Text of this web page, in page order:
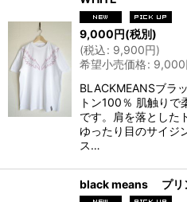
9,000円(税別)
(税込: 9,900円)
希望小売価格: 9,000
BLACKMEANSブラ
トン100％ 肌触りで
です。肩を落とした
ゆったり目のサイジ
ス…
black means プリ